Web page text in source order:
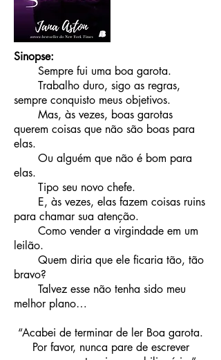
Sinopse:
Sempre fui uma boa garota.
Trabalho duro, sigo as regras,
sempre conquisto meus objetivos.
Mas, às vezes, boas garotas
querem coisas que não são boas para
elas.
Ou alguém que não é bom para
elas.
Tipo seu novo chefe.
E, às vezes, elas fazem coisas ruins
para chamar sua atenção.
Como vender a virgindade em um
leilão.
Quem diria que ele ficaria tão, tão
bravo?
Talvez esse não tenha sido meu
melhor plano…
“Acabei de terminar de ler Boa garota.
Por favor, nunca pare de escrever